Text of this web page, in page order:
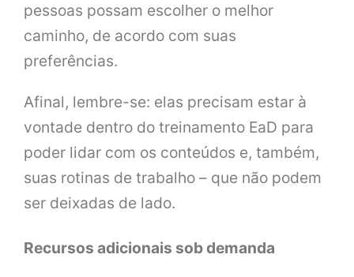
pessoas possam escolher o melhor
caminho, de acordo com suas
preferências.
Afinal, lembre-se: elas precisam estar à
vontade dentro do treinamento EaD para
poder lidar com os conteúdos e, também,
suas rotinas de trabalho – que não podem
ser deixadas de lado.
Recursos adicionais sob demanda